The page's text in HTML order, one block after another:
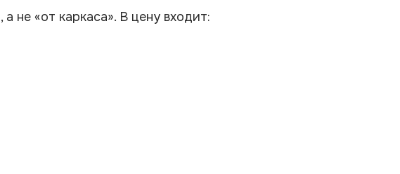
не «от каркаса». В цену входит: